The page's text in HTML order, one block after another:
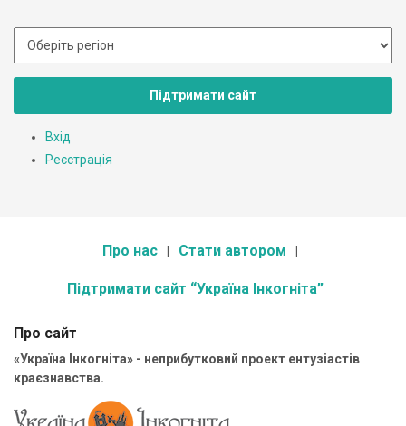
Підтримати сайт
Вхід
Реєстрація
Про нас Стати автором
Підтримати сайт “Україна Інкогніта”
Про сайт
«Україна Інкогніта» - неприбутковий проект ентузіастів
краєзнавства.